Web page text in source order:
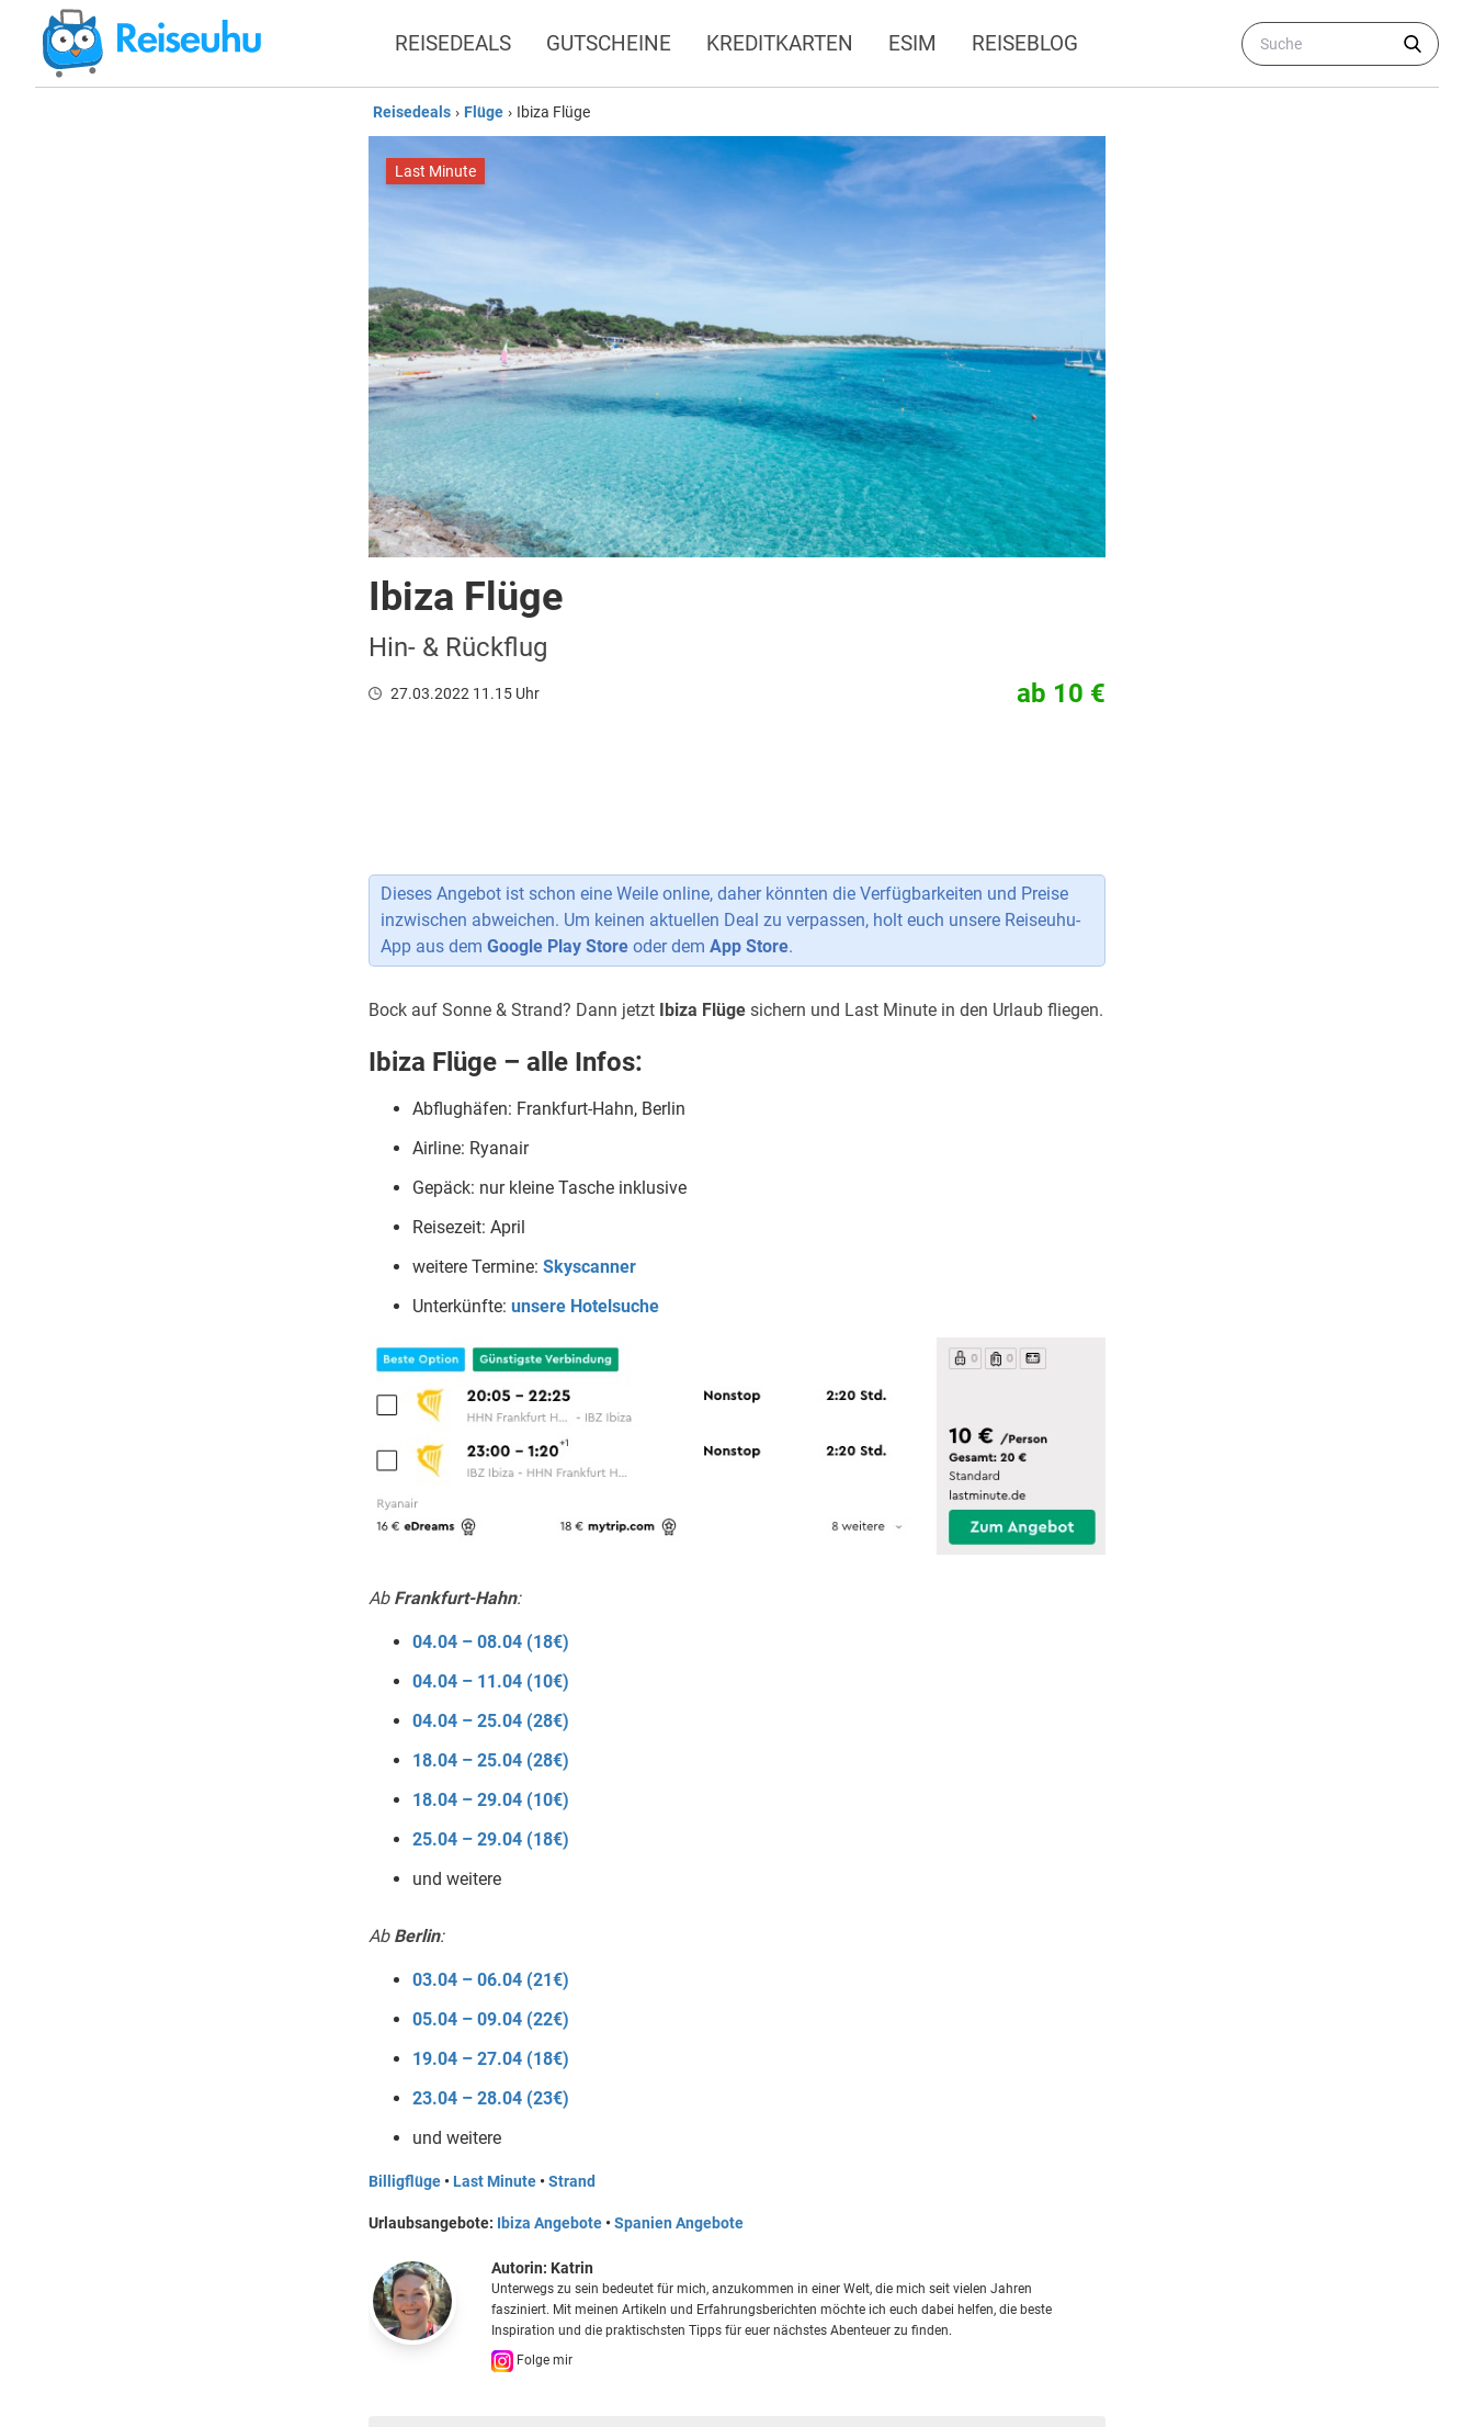
REISEDEALS GUTSCHEINE KREDITKARTEN ESIM REISEBLOG
Reisedeals › Flüge › Ibiza Flüge
Last Minute
Ibiza Flüge
Hin- & Rückflug
27.03.2022 11.15 Uhr ab 10 €
Dieses Angebot ist schon eine Weile online, daher könnten die Verfügbarkeiten und Preise
inzwischen abweichen. Um keinen aktuellen Deal zu verpassen, holt euch unsere Reiseuhu-
App aus dem Google Play Store oder dem App Store.
Bock auf Sonne & Strand? Dann jetzt Ibiza Flüge sichern und Last Minute in den Urlaub fliegen.
Ibiza Flüge – alle Infos:
Abflughäfen: Frankfurt-Hahn, Berlin
Airline: Ryanair
Gepäck: nur kleine Tasche inklusive
Reisezeit: April
weitere Termine: Skyscanner
Unterkünfte: unsere Hotelsuche
Ab Frankfurt-Hahn:
04.04 – 08.04 (18€)
04.04 – 11.04 (10€)
04.04 – 25.04 (28€)
18.04 – 25.04 (28€)
18.04 – 29.04 (10€)
25.04 – 29.04 (18€)
und weitere
Ab Berlin:
03.04 – 06.04 (21€)
05.04 – 09.04 (22€)
19.04 – 27.04 (18€)
23.04 – 28.04 (23€)
und weitere
Billigflüge • Last Minute •Strand
Urlaubsangebote: Ibiza Angebote •Spanien Angebote
Autorin: Katrin
Unterwegs zu sein bedeutet für mich, anzukommen in einer Welt, die mich seit vielen Jahren
fasziniert. Mit meinen Artikeln und Erfahrungsberichten möchte ich euch dabei helfen, die beste
Inspiration und die praktischsten Tipps für euer nächstes Abenteuer zu finden.
Folge mir